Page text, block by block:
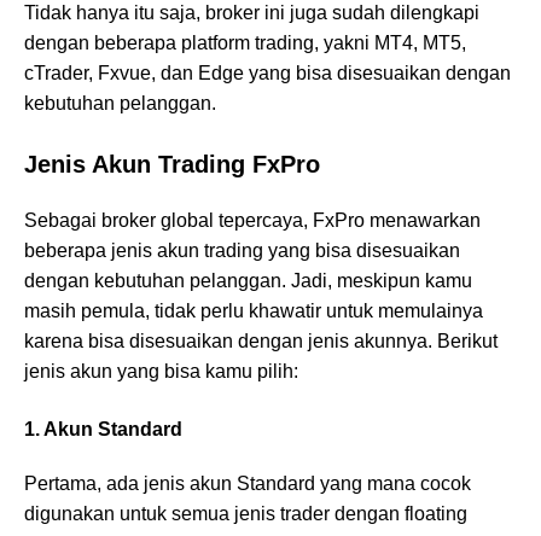
Tidak hanya itu saja, broker ini juga sudah dilengkapi
dengan beberapa platform trading, yakni MT4, MT5,
cTrader, Fxvue, dan Edge yang bisa disesuaikan dengan
kebutuhan pelanggan.
Jenis Akun Trading FxPro
Sebagai broker global tepercaya, FxPro menawarkan
beberapa jenis akun trading yang bisa disesuaikan
dengan kebutuhan pelanggan. Jadi, meskipun kamu
masih pemula, tidak perlu khawatir untuk memulainya
karena bisa disesuaikan dengan jenis akunnya. Berikut
jenis akun yang bisa kamu pilih:
1. Akun Standard
Pertama, ada jenis akun Standard yang mana cocok
digunakan untuk semua jenis trader dengan floating